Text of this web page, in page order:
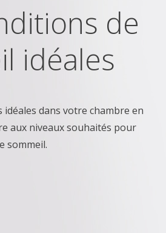
de
idéales
dans votre chambre en
aux niveaux souhaités pour
sommeil.